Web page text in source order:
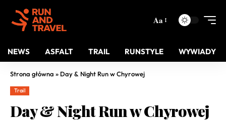
Aa
NEWS ASFALT TRAIL RUNSTYLE WYWIADY
Strona główna » Day & Night Run w Chyrowej
Trail
Day & Night Run w Chyrowej